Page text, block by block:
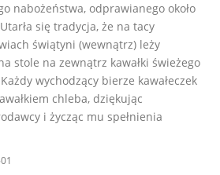
nabożeństwa, odprawianego około
się tradycja, że na tacy
świątyni (wewnątrz) leży
stole na zewnątrz kawałki świeżego
wychodzący bierze kawałeczek
chleba, dziękując
i życząc mu spełnienia